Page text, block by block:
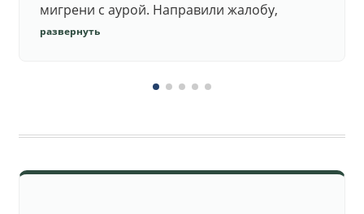
мигрени с аурой. Направили жалобу,
добились повторного осмотра и списания в
развернуть